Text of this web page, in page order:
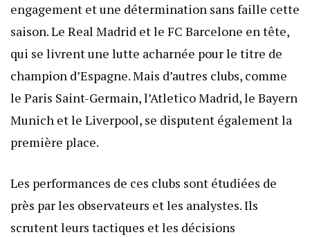
engagement et une détermination sans faille cette
saison. Le Real Madrid et le FC Barcelone en tête,
qui se livrent une lutte acharnée pour le titre de
champion d’Espagne. Mais d’autres clubs, comme
le Paris Saint-Germain, l’Atletico Madrid, le Bayern
Munich et le Liverpool, se disputent également la
première place.
Les performances de ces clubs sont étudiées de
près par les observateurs et les analystes. Ils
scrutent leurs tactiques et les décisions